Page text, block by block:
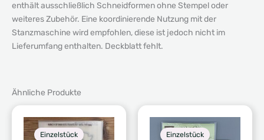
enthält ausschließlich Schneidformen ohne Stempel oder
weiteres Zubehör. Eine koordinierende Nutzung mit der
Stanzmaschine wird empfohlen, diese ist jedoch nicht im
Lieferumfang enthalten. Deckblatt fehlt.
Ähnliche Produkte
Einzelstück Einzelstück